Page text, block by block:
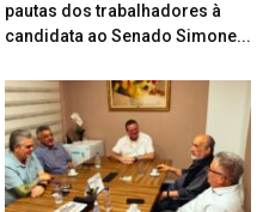
pautas dos trabalhadores à
candidata ao Senado Simone...